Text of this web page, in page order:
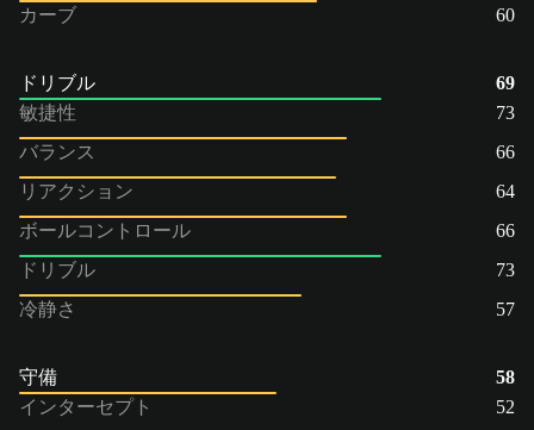
カーブ
60
ドリブル
69
敏捷性
73
バランス
66
リアクション
64
ボールコントロール
66
ドリブル
73
冷静さ
57
守備
58
インターセプト
52